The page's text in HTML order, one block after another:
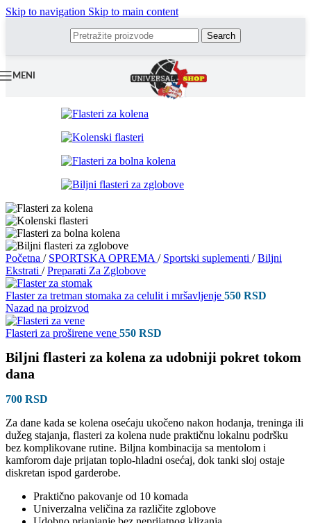
Skip to navigation Skip to main content
Search
MENI
Početna / SPORTSKA OPREMA / Sportski suplementi / Biljni
Ekstrati / Preparati Za Zglobove
Flaster za tretman stomaka za celulit i mršavljenje 550 RSD
Nazad na proizvod
Flasteri za proširene vene 550 RSD
Biljni flasteri za kolena za udobniji pokret tokom
dana
700 RSD
Za dane kada se kolena osećaju ukočeno nakon hodanja, treninga ili
dužeg stajanja, flasteri za kolena nude praktičnu lokalnu podršku
bez komplikovane rutine. Biljna kombinacija sa mentolom i
kamforom daje prijatan toplo-hladni osećaj, dok tanki sloj ostaje
diskretan ispod garderobe.
Praktično pakovanje od 10 komada
Univerzalna veličina za različite zglobove